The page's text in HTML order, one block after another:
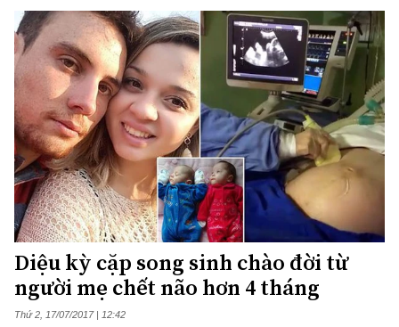
Diệu kỳ cặp song sinh chào đời từ
người mẹ chết não hơn 4 tháng
Thứ 2, 17/07/2017 | 12:42